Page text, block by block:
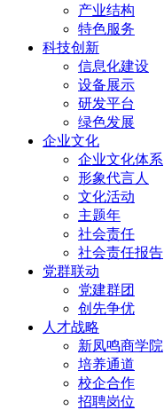
产业结构
特色服务
科技创新
信息化建设
设备展示
研发平台
绿色发展
企业文化
企业文化体系
形象代言人
文化活动
主题年
社会责任
社会责任报告
党群联动
党建群团
创先争优
人才战略
新凤鸣商学院
培养通道
校企合作
招聘岗位